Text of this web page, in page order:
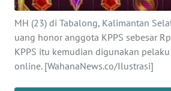
MH (23) di Tabalong, Kalimantan
uang honor anggota KPPS sebesar
KPPS itu kemudian digunakan
online. [WahanaNews.co/Ilustrasi]
SERBA-SERBI
PENDIDIKAN